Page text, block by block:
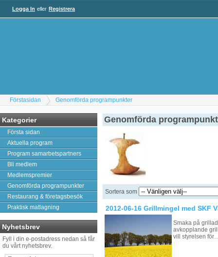
Logga In eller Registrera
Förstasidan Genomförda programpunkter
Kategorier
Första sidan
Aktuella program
Program samarbetspartners
Bli medlem
Medlemspremier
Genomförda programpunkter
Restaurang & företagsbesök
Praktisk matlagning
Nyhetsbrev
Fyll i din e-postadress nedan så får
du vårt nyhetsbrev.
Genomförda
Sortera som
2012-06-16 Grillmingel med SKF
Smaka på
avkopplande
vill styrelsen